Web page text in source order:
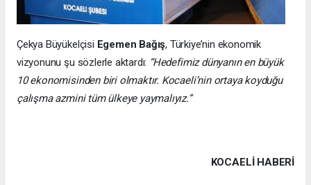
Çekya Büyükelçisi Egemen Bağış, Türkiye’nin ekonomik
vizyonunu şu sözlerle aktardı: “Hedefimiz dünyanın en büyük
10 ekonomisinden biri olmaktır. Kocaeli’nin ortaya koyduğu
çalışma azmini tüm ülkeye yaymalıyız.”
KOCAELI HABERİ